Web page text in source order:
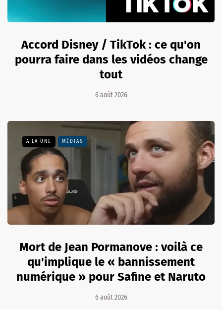
Accord Disney / TikTok : ce qu'on
pourra faire dans les vidéos change
tout
6 août 2026
A LA UNE MÉDIAS
Mort de Jean Pormanove : voilà ce
qu'implique le « bannissement
numérique » pour Safine et Naruto
6 août 2026